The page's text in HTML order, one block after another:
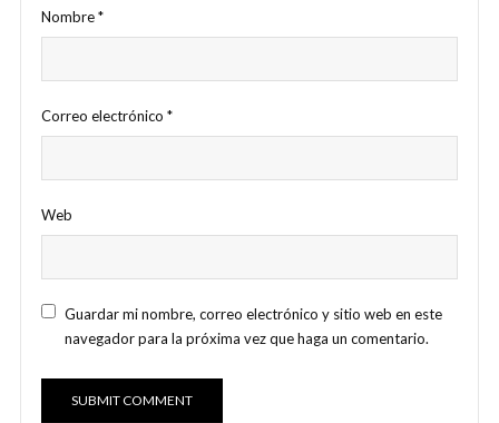
Nombre*
Correo electrónico *
Web
Guardar mi nombre, correo electrónico y sitio web en este
navegador para la próxima vez que haga un comentario.